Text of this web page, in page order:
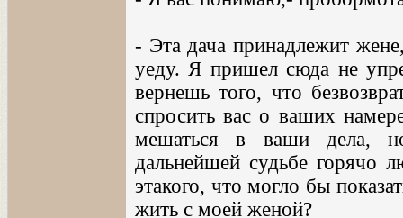
- Эта дача принадлежит
уеду. Я пришел сюда не
вернешь того, что
спросить вас о ваших
мешаться в ваши дела,
дальнейшей судьбе горячо
этакого, что могло бы
жить с моей женой?